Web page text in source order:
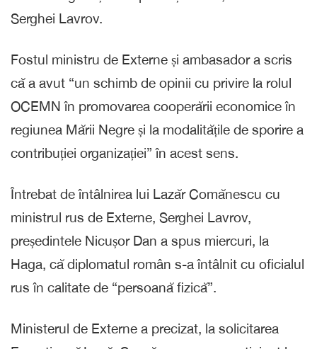
Serghei Lavrov.
Fostul ministru de Externe și ambasador a scris
că a avut “un schimb de opinii cu privire la rolul
OCEMN în promovarea cooperării economice în
regiunea Mării Negre și la modalitățile de sporire a
contribuției organizației” în acest sens.
Întrebat de întâlnirea lui Lazăr Comănescu cu
ministrul rus de Externe, Serghei Lavrov,
președintele Nicușor Dan a spus miercuri, la
Haga, că diplomatul român s-a întâlnit cu oficialul
rus în calitate de “persoană fizică”.
Ministerul de Externe a precizat, la solicitarea